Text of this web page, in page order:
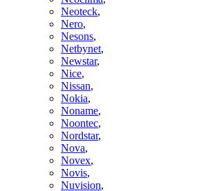
Neoteck,
Nero,
Nesons,
Netbynet,
Newstar,
Nice,
Nissan,
Nokia,
Noname,
Noontec,
Nordstar,
Nova,
Novex,
Novis,
Nuvision,